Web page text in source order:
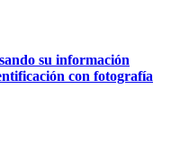
su información
con fotografía